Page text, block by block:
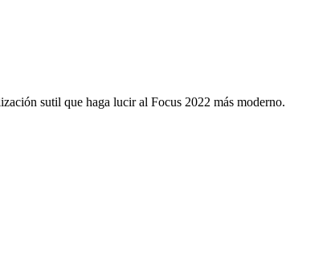
sutil que haga lucir al Focus 2022 más moderno.